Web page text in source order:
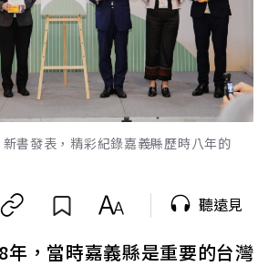
書發表，精彩紀錄嘉義縣歷時八年的
聽遠見
年，當時嘉義縣是重要的台灣